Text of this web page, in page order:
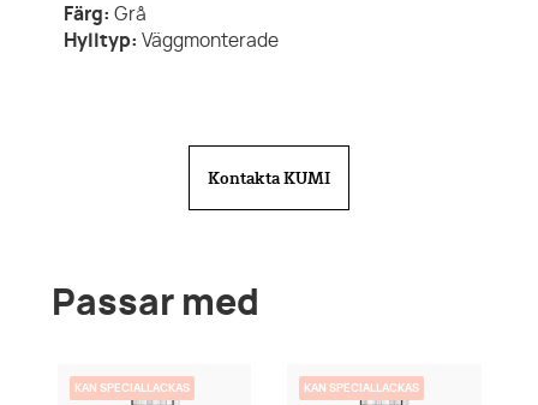
Färg: Grå
Hylltyp: Väggmonterade
Kontakta KUMI
Passar med
KAN SPECIALLACKAS KAN SPECIALLACKAS